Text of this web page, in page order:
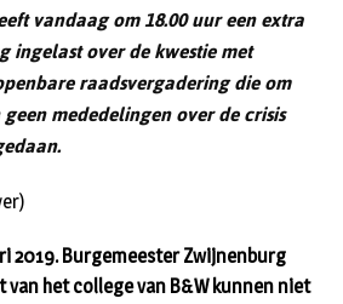
vandaag om 18.00 uur een extra
ingelast over de kwestie met
raadsvergadering die om
mededelingen over de crisis
2019. Burgemeester Zwijnenburg
van het college van B&W kunnen niet